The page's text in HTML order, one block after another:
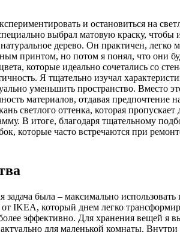
и остановиться на
выбрал матовую краску, чтобы
дерево. Он практичен, легко
принтом, но потом я понял, что они
которые идеально сочетались со
Я тщательно изучал
уменьшить пространство. Вместо
материалов, отдавая предпочтение
светлого оттенка, которая пропускает
В итоге, благодаря тщательному
которые часто встречаются при
была – максимально
IKEA, который днем легко
эффективно. Для хранения вещей я
для маленькой комнаты.